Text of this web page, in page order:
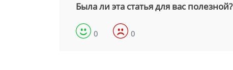
Была ли эта статья для вас полезной?
0 0